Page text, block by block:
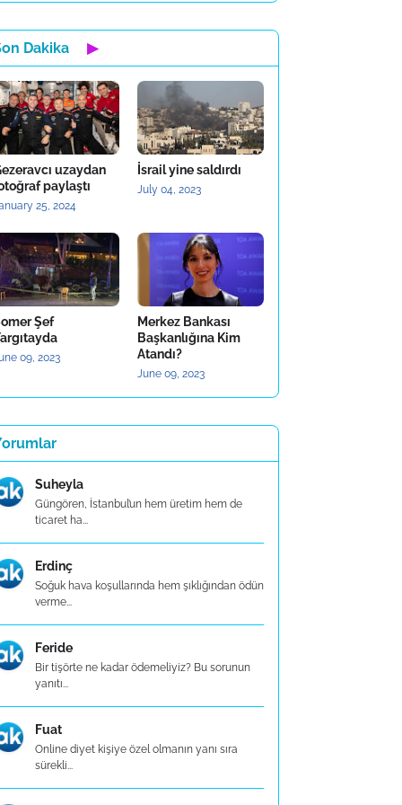
Dakika ▶
uzaydan
paylaştı
25, 2024
İsrail yine saldırdı
July 04, 2023
Şef
09, 2023
Merkez Bankası
Başkanlığına Kim
Atandı?
June 09, 2023
Suheyla
Güngören, İstanbul’un hem üretim hem de
ticaret ha...
Erdinç
Soğuk hava koşullarında hem şıklığından ödün
verme...
Feride
Bir tişörte ne kadar ödemeliyiz? Bu sorunun
yanıtı...
Fuat
Online diyet kişiye özel olmanın yanı sıra
sürekli...